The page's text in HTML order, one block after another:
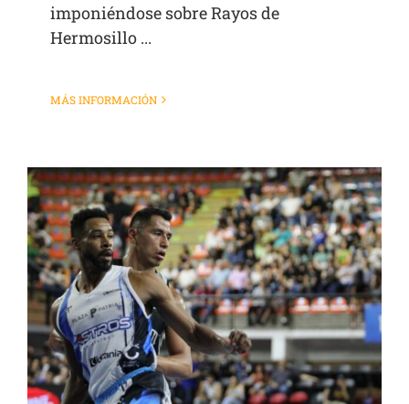
imponiéndose sobre Rayos de
Hermosillo ...
MÁS INFORMACIÓN